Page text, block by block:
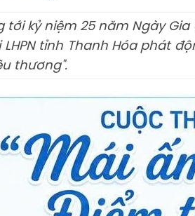
tới kỷ niệm 25 năm Ngày
LHPN tỉnh Thanh Hóa phát
thương".